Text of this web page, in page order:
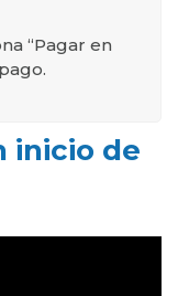
“Pagar en
inicio de